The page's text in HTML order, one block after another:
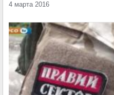
4 марта 2016